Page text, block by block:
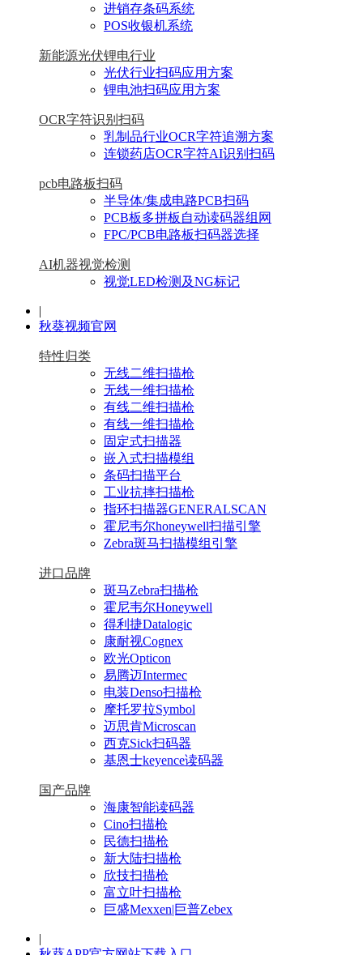
进销存条码系统
POS收银机系统
新能源光伏锂电行业
光伏行业扫码应用方案
锂电池扫码应用方案
OCR字符识别扫码
乳制品行业OCR字符追溯方案
连锁药店OCR字符AI识别扫码
pcb电路板扫码
半导体/集成电路PCB扫码
PCB板多拼板自动读码器组网
FPC/PCB电路板扫码器选择
AI机器视觉检测
视觉LED检测及NG标记
|
秋葵视频官网
特性归类
无线二维扫描枪
无线一维扫描枪
有线二维扫描枪
有线一维扫描枪
固定式扫描器
嵌入式扫描模组
条码扫描平台
工业抗摔扫描枪
指环扫描器GENERALSCAN
霍尼韦尔honeywell扫描引擎
Zebra斑马扫描模组引擎
进口品牌
斑马Zebra扫描枪
霍尼韦尔Honeywell
得利捷Datalogic
康耐视Cognex
欧光Opticon
易腾迈Intermec
电装Denso扫描枪
摩托罗拉Symbol
迈思肯Microscan
西克Sick扫码器
基恩士keyence读码器
国产品牌
海康智能读码器
Cino扫描枪
民德扫描枪
新大陆扫描枪
欣技扫描枪
富立叶扫描枪
巨盛Mexxen|巨普Zebex
|